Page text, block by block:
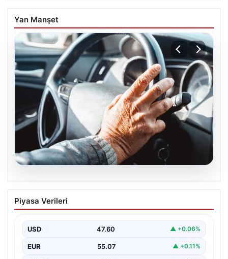
Yan Manşet
Emekliye ÖTV’siz araç verilecek mi,
yasa çıkacak mı? Milyonlarca emekli
Piyasa Verileri
USD 47.60 ▲ +0.06%
EUR 55.07 ▲ +0.11%